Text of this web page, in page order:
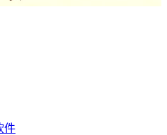
件